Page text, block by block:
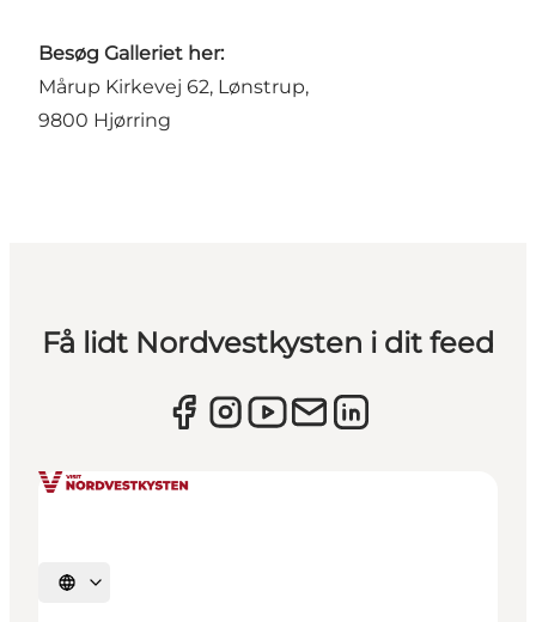
Besøg Galleriet her:
Mårup Kirkevej 62, Lønstrup,
9800 Hjørring
Få lidt Nordvestkysten i dit feed
Vælg sprog